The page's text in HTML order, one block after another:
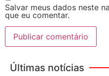
Salvar meus dados neste
que eu comentar.
Últimas notícias